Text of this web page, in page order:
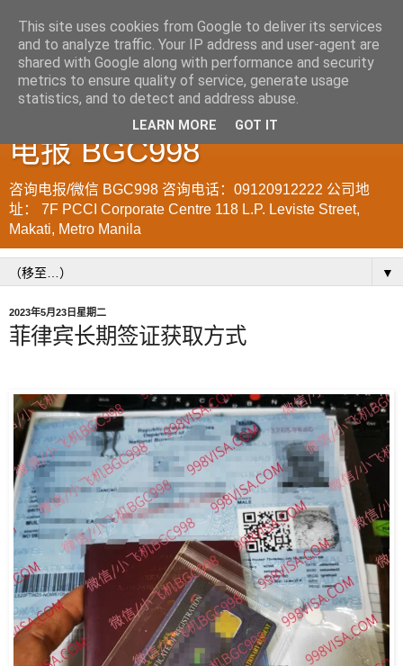
菲律宾998VISA移民公司
WWW.SRRV.DE 咨询微信/
电报 BGC998
咨询电报/微信 BGC998 咨询电话：09120912222 公司地
址： 7F PCCI Corporate Centre 118 L.P. Leviste Street,
Makati, Metro Manila
▼
2023年5月23日星期二
菲律宾长期签证获取方式
This site uses cookies from Google to deliver its services
and to analyze traffic. Your IP address and user-agent are
shared with Google along with performance and security
metrics to ensure quality of service, generate usage
statistics, and to detect and address abuse.
LEARN MORE GOT IT